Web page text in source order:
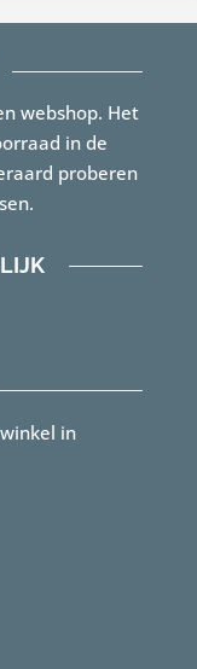
webshop. Het
in de
proberen
in